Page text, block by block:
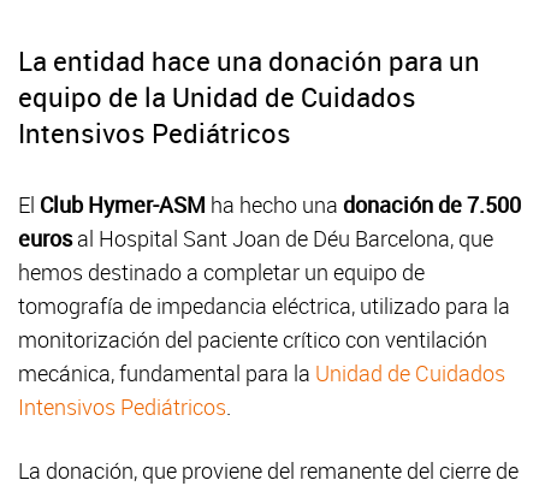
La entidad hace una donación para un
equipo de la Unidad de Cuidados
Intensivos Pediátricos
El Club Hymer-ASM ha hecho una donación de 7.500
eurosal Hospital Sant Joan de Déu Barcelona, que
hemos destinado a completar un equipo de
tomografía de impedancia eléctrica, utilizado para la
monitorización del paciente crítico con ventilación
mecánica, fundamental para la Unidad de Cuidados
Intensivos Pediátricos
La donación, que proviene del remanente del cierre de